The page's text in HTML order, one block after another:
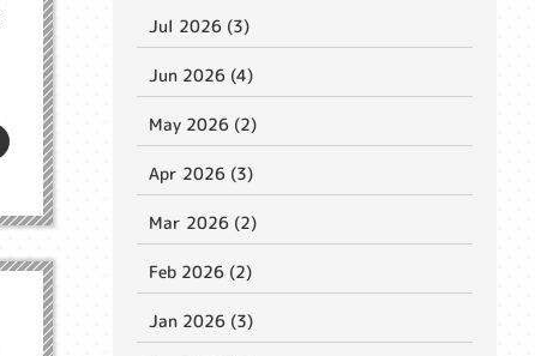
Jul 2026 (3)
Jun 2026 (4)
May 2026 (2)
Apr 2026 (3)
Mar 2026 (2)
Feb 2026 (2)
Jan 2026 (3)